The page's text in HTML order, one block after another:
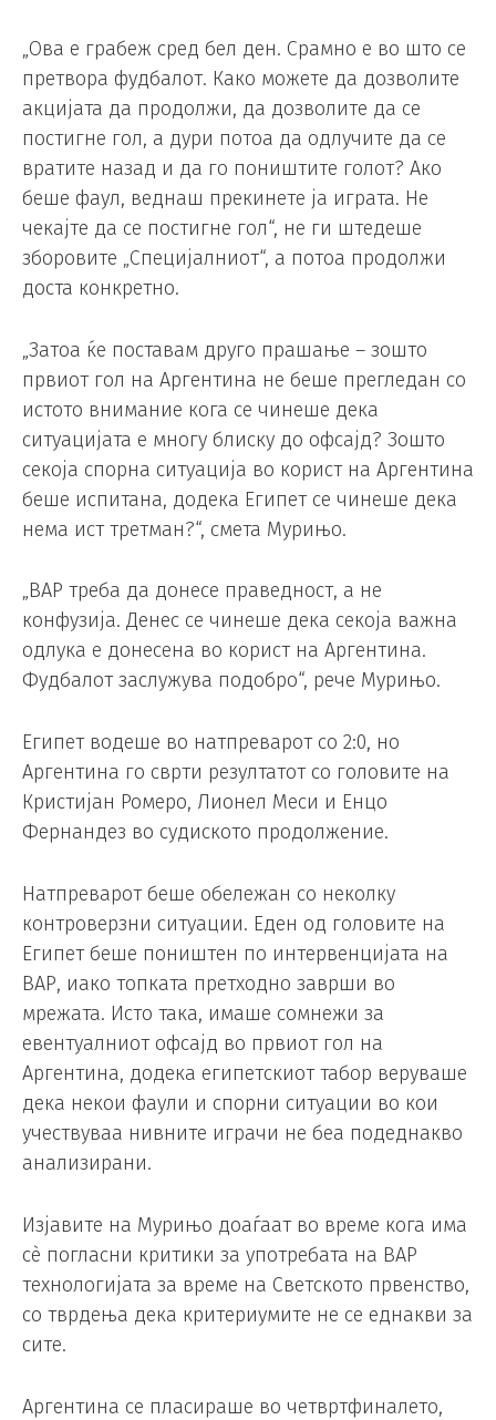
„Ова е грабеж сред бел ден. Срамно е во што се
претвора фудбалот. Како можете да дозволите
акцијата да продолжи, да дозволите да се
постигне гол, а дури потоа да одлучите да се
вратите назад и да го поништите голот? Ако
беше фаул, веднаш прекинете ја играта. Не
чекајте да се постигне гол“, не ги штедеше
зборовите „Специјалниот“, а потоа продолжи
доста конкретно.
„Затоа ќе поставам друго прашање – зошто
првиот гол на Аргентина не беше прегледан со
истото внимание кога се чинеше дека
ситуацијата е многу блиску до офсајд? Зошто
секоја спорна ситуација во корист на Аргентина
беше испитана, додека Египет се чинеше дека
нема ист третман?“, смета Мурињо.
„ВАР треба да донесе праведност, а не
конфузија. Денес се чинеше дека секоја важна
одлука е донесена во корист на Аргентина.
Фудбалот заслужува подобро“, рече Мурињо.
Египет водеше во натпреварот со 2:0, но
Аргентина го сврти резултатот со головите на
Кристијан Ромеро, Лионел Меси и Енцо
Фернандез во судиското продолжение.
Натпреварот беше обележан со неколку
контроверзни ситуации. Еден од головите на
Египет беше поништен по интервенцијата на
ВАР, иако топката претходно заврши во
мрежата. Исто така, имаше сомнежи за
евентуалниот офсајд во првиот гол на
Аргентина, додека египетскиот табор веруваше
дека некои фаули и спорни ситуации во кои
учествуваа нивните играчи не беа подеднакво
анализирани.
Изјавите на Мурињо доаѓаат во време кога има
сè погласни критики за употребата на ВАР
технологијата за време на Светското првенство,
со тврдења дека критериумите не се еднакви за
сите.
Аргентина се пласираше во четвртфиналето,